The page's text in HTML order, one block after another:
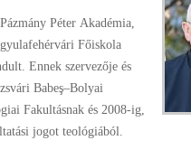
Péter Akadémia,
Főiskola
Ennek szervezője és
Babeş–Bolyai
Fakultásnak és 2008-ig,
a doktoráltatási jogot teológiából.